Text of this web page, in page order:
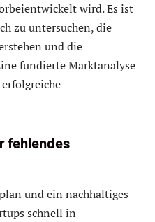
wird. Es ist
zu untersuchen, die
und die
fundierte Marktanalyse
fehlendes
und ein nachhaltiges
schnell in